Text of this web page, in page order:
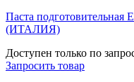
Паста подготовительная
(ИТАЛИЯ)
Доступен только по
Запросить товар